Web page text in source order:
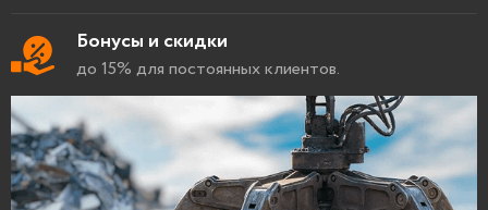
Бонусы и скидки
до 15% для постоянных клиентов.